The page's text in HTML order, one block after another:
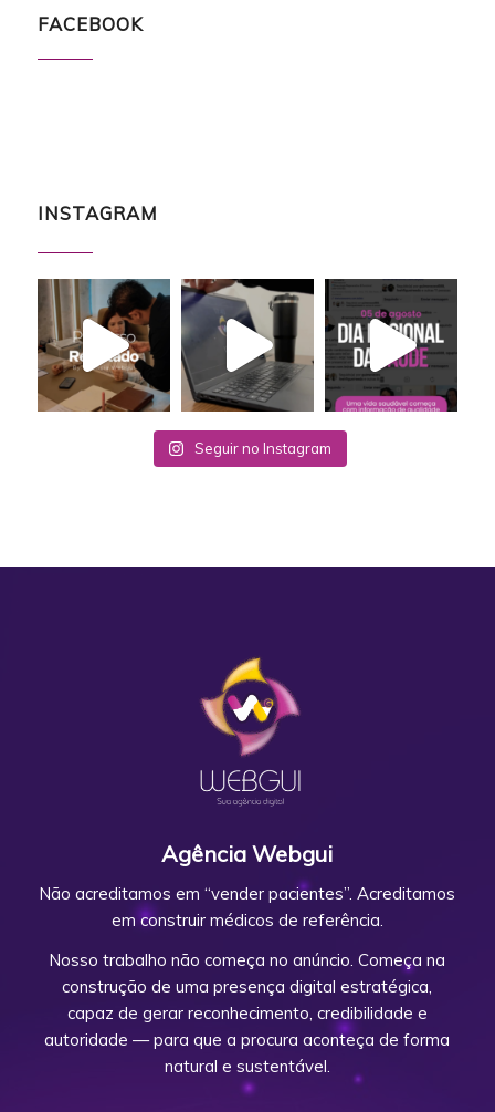
FACEBOOK
INSTAGRAM
Seguir no Instagram
Agência Webgui
Não acreditamos em “vender pacientes”. Acreditamos
em construir médicos de referência.
Nosso trabalho não começa no anúncio. Começa na
construção de uma presença digital estratégica,
capaz de gerar reconhecimento, credibilidade e
autoridade — para que a procura aconteça de forma
natural e sustentável.